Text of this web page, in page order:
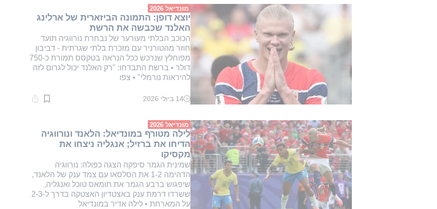
דקות.
מונדיאל 2026
יוצא דופן: התמונה הביזארית של ארלינג
האלנד שכבשה את הרשת
הכוכב הבלתי מעורער של נבחרת נורווגיה תועד
חוזר מהטורניר עם מזכרת בלתי שגרתית - דביבון
מפוחלץ שנרכש ככל הנראה בטקסס תמורת כ-750
דולר • ברשת התבדחו: "רק האלנד יכול לגרום לזה
להיראות נורמלי" • צפו
זמן
דקות.
14 ביולי 2026
מונדיאל 2026
לילה מטורף במונדיאל: הלאנד ונורווגיה
הדיחו את ברזיל; אנגליה ניצחו את
מקסיקו
שמינית הגמר סיפקה הצגה כפולה: נורווגיה
הדהימה 1-2 את הסלסאו עם צמד ענק של הלאנד,
שיפגוש ברבע הגמר את תומאס טוכל ואנגליה,
ששרדו דרמת ענק באצטדיון האצטקה בדרך ל-2-3
על המארחת • לילה אדיר במונדיאל